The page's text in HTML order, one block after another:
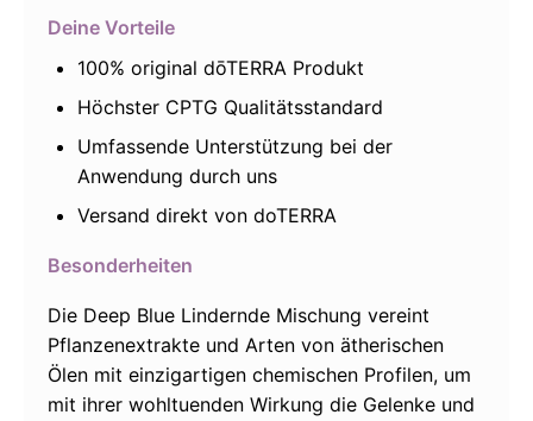
Deine Vorteile
100% original dōTERRA Produkt
Höchster CPTG Qualitätsstandard
Umfassende Unterstützung bei der
Anwendung durch uns
Versand direkt von doTERRA
Besonderheiten
Die Deep Blue Lindernde Mischung vereint
Pflanzenextrakte und Arten von ätherischen
Ölen mit einzigartigen chemischen Profilen, um
mit ihrer wohltuenden Wirkung die Gelenke und